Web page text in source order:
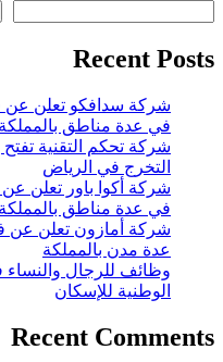
Recent Posts
شركة سدافكو تعلن عن
في عدة مناطق بالمملكة
شركة تحكم التقنية
التخرج في الرياض
شركة أكوا باور تعلن
في عدة مناطق بالمملكة
شركة أمازون تعلن عن
عدة مدن بالمملكة
وظائف للرجال والنساء
الوطنية للإسكان
Recent Comments